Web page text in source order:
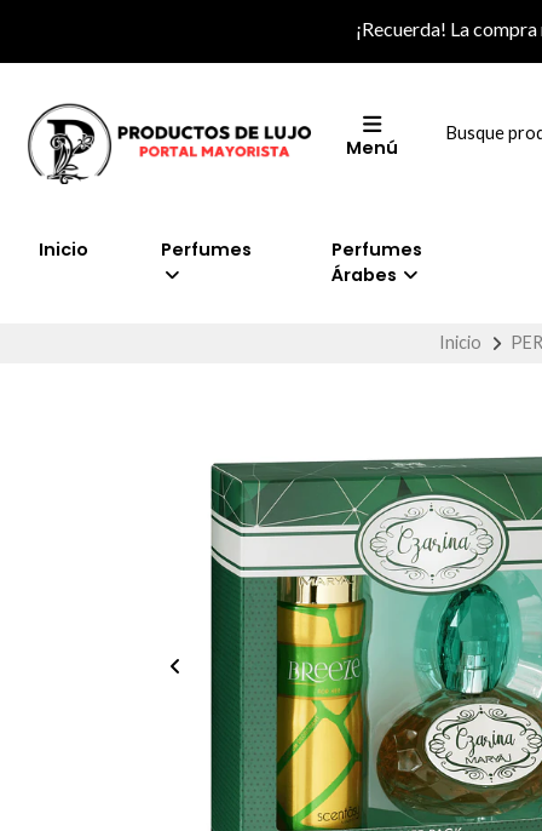
¡Recuerda! La
Menú
Inicio Perfumes
Perfumes
Árabes
Inicio